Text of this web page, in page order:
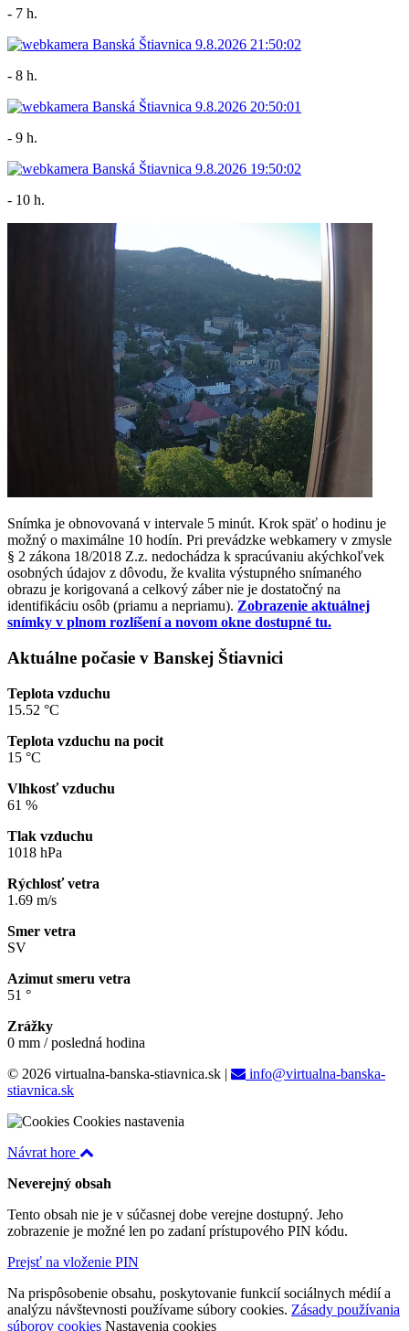
- 7 h.
- 8 h.
- 9 h.
- 10 h.
Snímka je obnovovaná v intervale 5 minút. Krok späť o hodinu je
možný o maximálne 10 hodín. Pri prevádzke webkamery v zmysle
§ 2 zákona 18/2018 Z.z. nedochádza k spracúvaniu akýchkoľvek
osobných údajov z dôvodu, že kvalita výstupného snímaného
obrazu je korigovaná a celkový záber nie je dostatočný na
identifikáciu osôb (priamu a nepriamu). Zobrazenie aktuálnej
snímky v plnom rozlíšení a novom okne dostupné tu.
Aktuálne počasie v Banskej Štiavnici
Teplota vzduchu
15.52 °C
Teplota vzduchu na pocit
15 °C
Vlhkosť vzduchu
61 %
Tlak vzduchu
1018 hPa
Rýchlosť vetra
1.69 m/s
Smer vetra
SV
Azimut smeru vetra
51 °
Zrážky
0 mm / posledná hodina
© 2026 virtualna-banska-stiavnica.sk |
info@virtualna-banska-
stiavnica.sk
Cookies nastavenia
Návrat hore
Neverejný obsah
Tento obsah nie je v súčasnej dobe verejne dostupný. Jeho
zobrazenie je možné len po zadaní prístupového PIN kódu.
Prejsť na vloženie PIN
Na prispôsobenie obsahu, poskytovanie funkcií sociálnych médií a
analýzu návštevnosti používame súbory cookies. Zásady používania
súborov cookies Nastavenia cookies